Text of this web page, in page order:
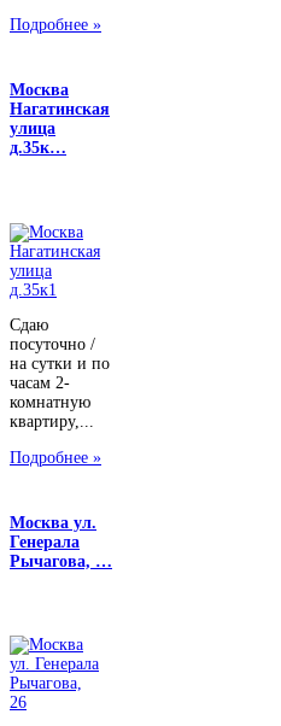
Подробнее »
Москва
Нагатинская
улица
д.35к…
Сдаю
посуточно /
на сутки и по
часам 2-
комнатную
квартиру,...
Подробнее »
Москва ул.
Генерала
Рычагова, …